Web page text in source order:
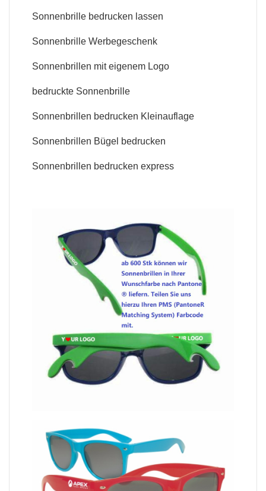
Sonnenbrille bedrucken lassen
Sonnenbrille Werbegeschenk
Sonnenbrillen mit eigenem Logo
bedruckte Sonnenbrille
Sonnenbrillen bedrucken Kleinauflage
Sonnenbrillen Bügel bedrucken
Sonnenbrillen bedrucken express